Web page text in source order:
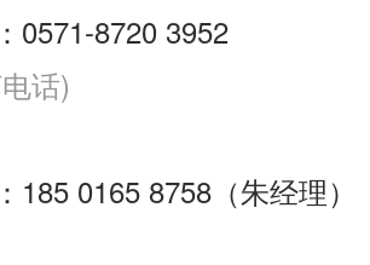
0571-8720 3952
话)
185 0165 8758（朱经理）